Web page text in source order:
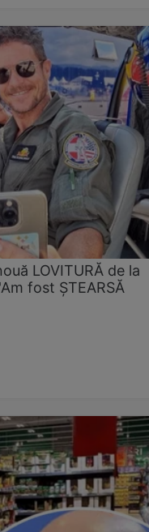
LOVITURĂ de la
fost ȘTEARSĂ